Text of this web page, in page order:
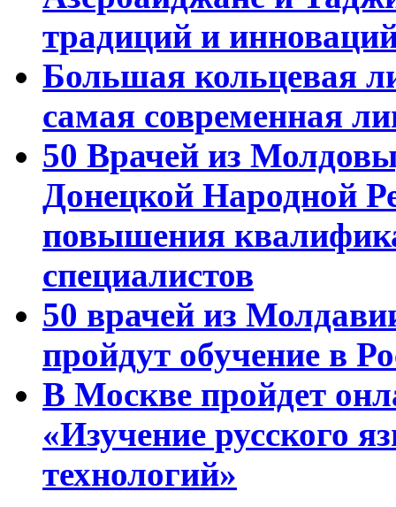
традиций и
Большая кольцевая
самая современная
50 Врачей из
Донецкой Народной
повышения
специалистов
50 врачей из
пройдут обучение в
В Москве пройдет
«Изучение русского
технологий»